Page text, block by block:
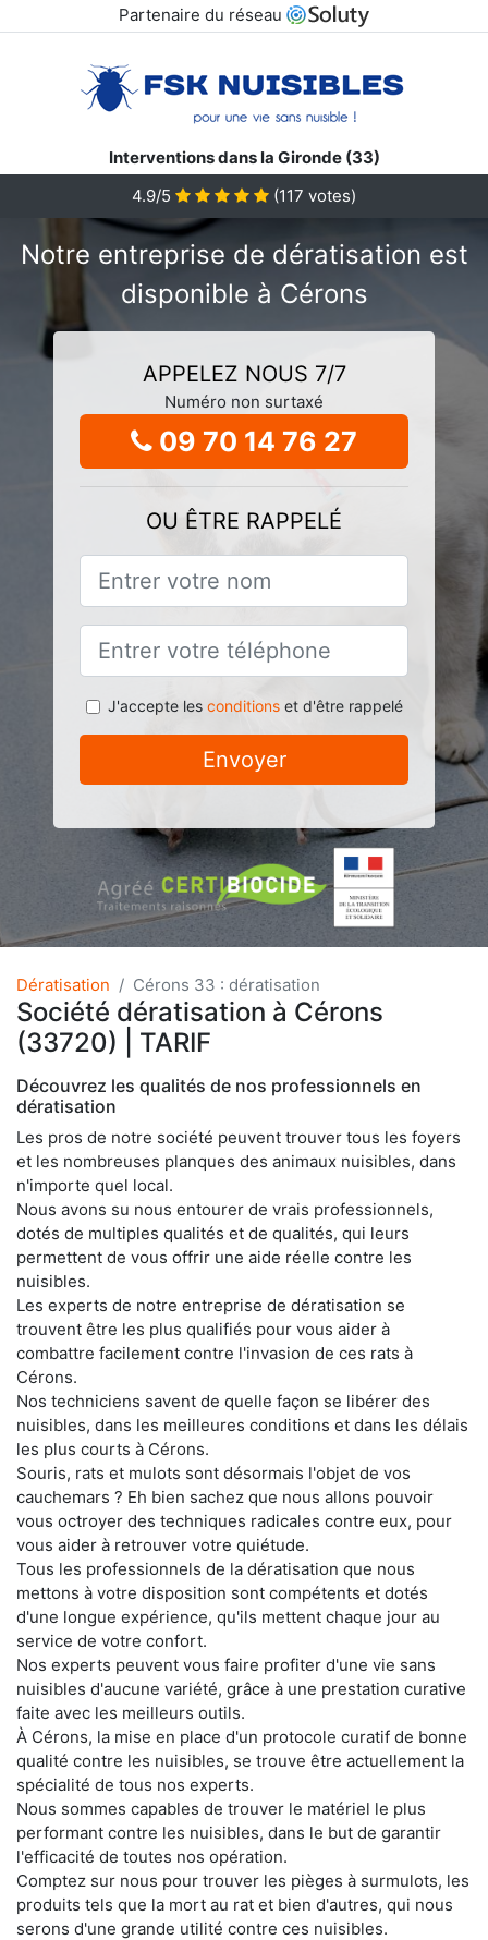
Partenaire du réseau
Interventions dans la Gironde (33)
4.9/5
(117 votes)
Notre entreprise de dératisation est
disponible à Cérons
APPELEZ NOUS 7/7
Numéro non surtaxé
09 70 14 76 27
OU ÊTRE RAPPELÉ
J'accepte les conditionset d'être rappelé
Envoyer
Dératisation Cérons 33 : dératisation
Société dératisation à Cérons
(33720) | TARIF
Découvrez les qualités de nos professionnels en
dératisation
Les pros de notre société peuvent trouver tous les foyers
et les nombreuses planques des animaux nuisibles, dans
n'importe quel local.
Nous avons su nous entourer de vrais professionnels,
dotés de multiples qualités et de qualités, qui leurs
permettent de vous offrir une aide réelle contre les
nuisibles.
Les experts de notre entreprise de dératisation se
trouvent être les plus qualifiés pour vous aider à
combattre facilement contre l'invasion de ces rats à
Cérons.
Nos techniciens savent de quelle façon se libérer des
nuisibles, dans les meilleures conditions et dans les délais
les plus courts à Cérons.
Souris, rats et mulots sont désormais l'objet de vos
cauchemars ? Eh bien sachez que nous allons pouvoir
vous octroyer des techniques radicales contre eux, pour
vous aider à retrouver votre quiétude.
Tous les professionnels de la dératisation que nous
mettons à votre disposition sont compétents et dotés
d'une longue expérience, qu'ils mettent chaque jour au
service de votre confort.
Nos experts peuvent vous faire profiter d'une vie sans
nuisibles d'aucune variété, grâce à une prestation curative
faite avec les meilleurs outils.
À Cérons, la mise en place d'un protocole curatif de bonne
qualité contre les nuisibles, se trouve être actuellement la
spécialité de tous nos experts.
Nous sommes capables de trouver le matériel le plus
performant contre les nuisibles, dans le but de garantir
l'efficacité de toutes nos opération.
Comptez sur nous pour trouver les pièges à surmulots, les
produits tels que la mort au rat et bien d'autres, qui nous
serons d'une grande utilité contre ces nuisibles.